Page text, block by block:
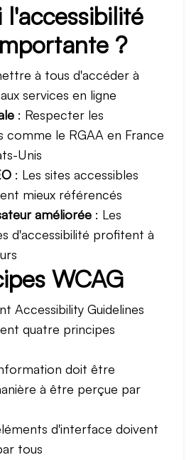
l'accessibilité
?
à tous d'accéder à
services en ligne
: Respecter les
comme le RGAA en France
Unis
: Les sites accessibles
mieux référencés
améliorée : Les
d'accessibilité profitent à
WCAG
Accessibility Guidelines
quatre principes
doit être
à être perçue par
d'interface doivent
tous